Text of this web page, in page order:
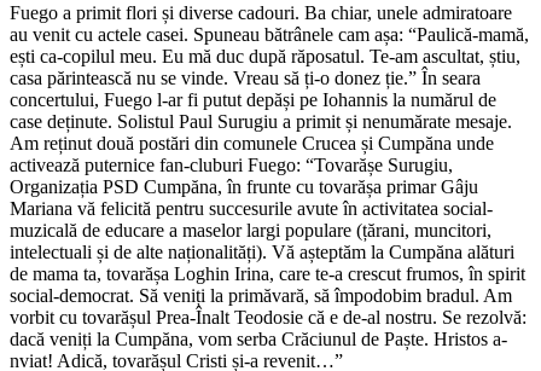
Fuego a primit flori și diverse cadouri. Ba chiar, unele admiratoare
au venit cu actele casei. Spuneau bătrânele cam așa: “Paulică-mamă,
ești ca-copilul meu. Eu mă duc după răposatul. Te-am ascultat, știu,
casa părintească nu se vinde. Vreau să ți-o donez ție.” În seara
concertului, Fuego l-ar fi putut depăși pe Iohannis la numărul de
case deținute. Solistul Paul Surugiu a primit și nenumărate mesaje.
Am reținut două postări din comunele Crucea și Cumpăna unde
activează puternice fan-cluburi Fuego: “Tovarășe Surugiu,
Organizația PSD Cumpăna, în frunte cu tovarășa primar Gâju
Mariana vă felicită pentru succesurile avute în activitatea social-
muzicală de educare a maselor largi populare (țărani, muncitori,
intelectuali și de alte naționalități). Vă așteptăm la Cumpăna alături
de mama ta, tovarășa Loghin Irina, care te-a crescut frumos, în spirit
social-democrat. Să veniți la primăvară, să împodobim bradul. Am
vorbit cu tovarășul Prea-Înalt Teodosie că e de-al nostru. Se rezolvă:
dacă veniți la Cumpăna, vom serba Crăciunul de Paște. Hristos a-
nviat! Adică, tovarășul Cristi și-a revenit…”